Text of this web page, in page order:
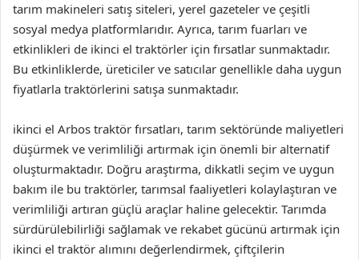
tarım makineleri satış siteleri, yerel gazeteler ve çeşitli
sosyal medya platformlarıdır. Ayrıca, tarım fuarları ve
etkinlikleri de ikinci el traktörler için fırsatlar sunmaktadır.
Bu etkinliklerde, üreticiler ve satıcılar genellikle daha uygun
fiyatlarla traktörlerini satışa sunmaktadır.
ikinci el Arbos traktör fırsatları, tarım sektöründe maliyetleri
düşürmek ve verimliliği artırmak için önemli bir alternatif
oluşturmaktadır. Doğru araştırma, dikkatli seçim ve uygun
bakım ile bu traktörler, tarımsal faaliyetleri kolaylaştıran ve
verimliliği artıran güçlü araçlar haline gelecektir. Tarımda
sürdürülebilirliği sağlamak ve rekabet gücünü artırmak için
ikinci el traktör alımını değerlendirmek, çiftçilerin